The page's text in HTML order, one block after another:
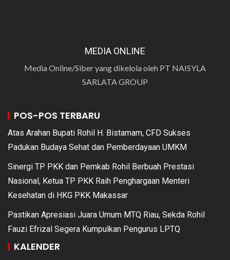
MEDIA ONLINE
Media Online/Siber yang dikelola oleh PT NAISYLA
SARLATA GROUP
POS-POS TERBARU
Atas Arahan Bupati Rohil H. Bistamam, CFD Sukses
Padukan Budaya Sehat dan Pemberdayaan UMKM
Sinergi TP PKK dan Pemkab Rohil Berbuah Prestasi
Nasional, Ketua TP PKK Raih Penghargaan Menteri
Kesehatan di HKG PKK Makassar
Pastikan Apresiasi Juara Umum MTQ Riau, Sekda Rohil
Fauzi Efrizal Segera Kumpulkan Pengurus LPTQ
KALENDER